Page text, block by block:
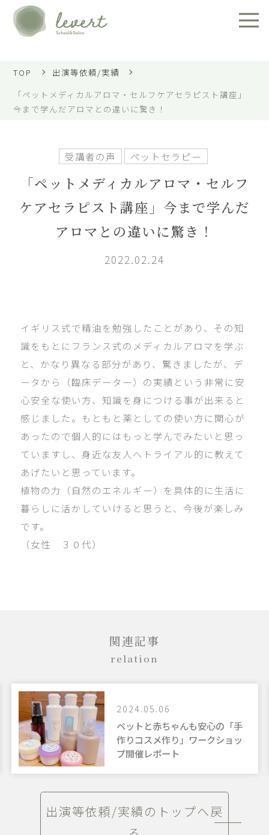
TOP
出演等依頼/実績
「ペットメディカルアロマ・セルフケアセラピスト講座」
今まで学んだアロマとの違いに驚き！
受講者の声 ペットセラピー
「ペットメディカルアロマ・セルフ
ケアセラピスト講座」今まで学んだ
アロマとの違いに驚き！
2022.02.24
イギリス式で精油を勉強したことがあり、その知
識をもとにフランス式のメディカルアロマを学ぶ
と、かなり異なる部分があり、驚きましたが、デ
ータから（臨床データー）の実績という非常に安
心安全な使い方、知識を身につける事が出来ると
感じました。もともと薬としての使い方に関心が
あったので個人的にはもっと学んでみたいと思っ
ていますし、身近な友人へトライアル的に教えて
あげたいと思っています。
植物の力（自然のエネルギー）を具体的に生活に
暮らしに活かしていけると思うと、今後が楽しみ
です。
（女性 ３０代）
関連記事
relation
トと赤ちゃんも安心の「手
コスメ作り」ワークショッ
催レポート
出演等依頼/実績のトップへ戻